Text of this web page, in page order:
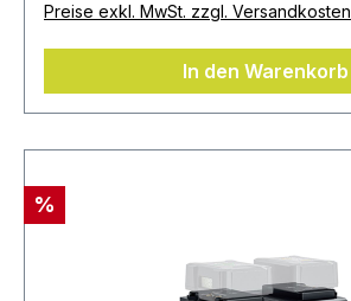
Preise exkl. MwSt. zzgl. Versandkosten
In den Warenkorb
%